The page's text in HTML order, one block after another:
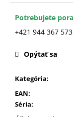
Potrebujete
+421 944 367 573
Kategória:
EAN:
Séria:
Opýtať sa